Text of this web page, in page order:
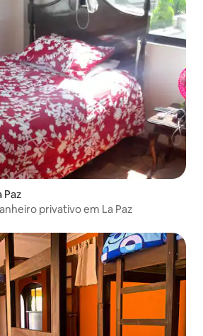
Paz
privativo em La Paz